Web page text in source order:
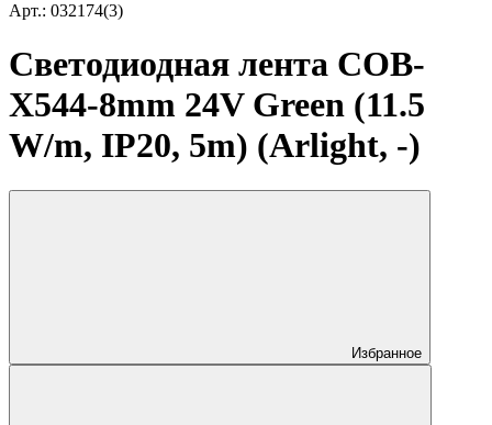
Арт.: 032174(3)
Светодиодная лента COB-
X544-8mm 24V Green (11.5
W/m, IP20, 5m) (Arlight, -)
Избранное